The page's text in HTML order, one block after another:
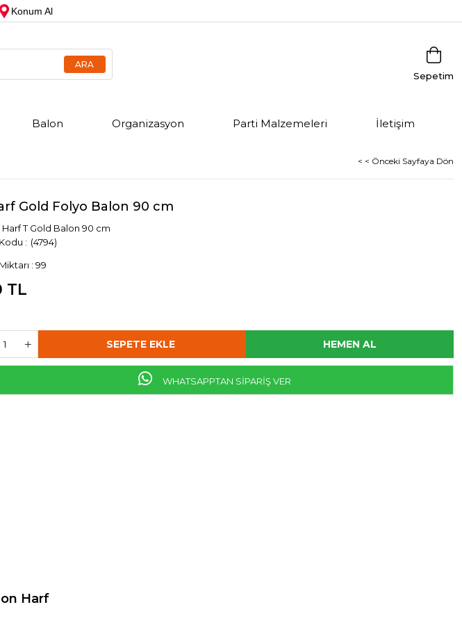
Konum Al
Sepetim
Balon Organizasyon Parti Malzemeleri İletişim
< < Önceki Sayfaya Dön
Gold Folyo Balon 90 cm
Harf T Gold Balon 90 cm
(4794)
: 99
TL
WHATSAPPTAN SİPARİŞ VER
Harf